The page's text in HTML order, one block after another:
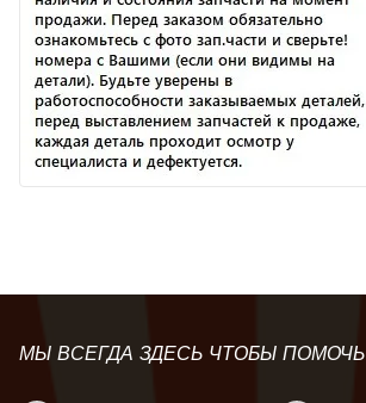
МЫ ВСЕГДА ЗДЕСЬ ЧТОБЫ ПОМОЧЬ